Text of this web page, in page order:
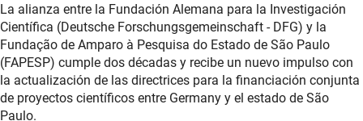
La alianza entre la Fundación Alemana para la Investigación
Científica (Deutsche Forschungsgemeinschaft - DFG) y la
Fundação de Amparo à Pesquisa do Estado de São Paulo
(FAPESP) cumple dos décadas y recibe un nuevo impulso con
la actualización de las directrices para la financiación conjunta
de proyectos científicos entre Germany y el estado de São
Paulo.